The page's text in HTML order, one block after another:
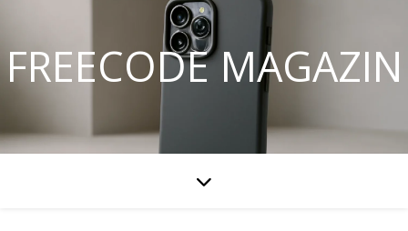
FREECODE MAGAZIN